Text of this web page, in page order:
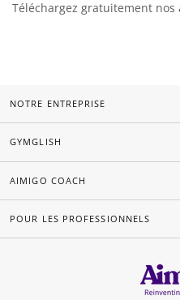
Téléchargez gratuitement
NOTRE ENTREPRISE
GYMGLISH
AIMIGO COACH
POUR LES PROFESSIONNELS